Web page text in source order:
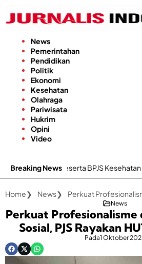
konten
News
Pemerintahan
Pendidikan
Politik
Ekonomi
Kesehatan
Olahraga
Pariwisata
Hukrim
Opini
Video
Breaking News
Peserta BPJS Kesehatan
Home News
News
Perkuat Profesionalisme
Sosial, PJS Rayakan
Pada1 Oktober